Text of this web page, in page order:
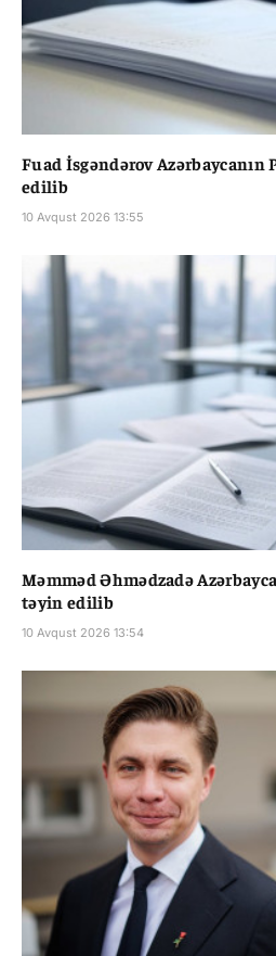
Fuad İsgəndərov Azərbaycanın
edilib
10 Avqust 2026 13:55
Məmməd Əhmədzadə
təyin edilib
10 Avqust 2026 13:54